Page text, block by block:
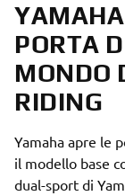
PORTA
MONDO
RIDING
Yamaha apre le
il modello base
dual-sport di